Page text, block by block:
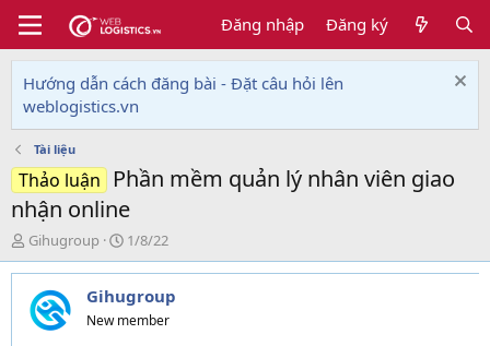
Đăng nhập Đăng ký
Hướng dẫn cách đăng bài - Đặt câu hỏi lên
weblogistics.vn
Tài liệu
Thảo luận
Phần mềm quản lý nhân viên giao
nhận online
T
h
r
e
a
Gihugroup
N
g
à
y
g
1/8/22
Gihugroup
New member